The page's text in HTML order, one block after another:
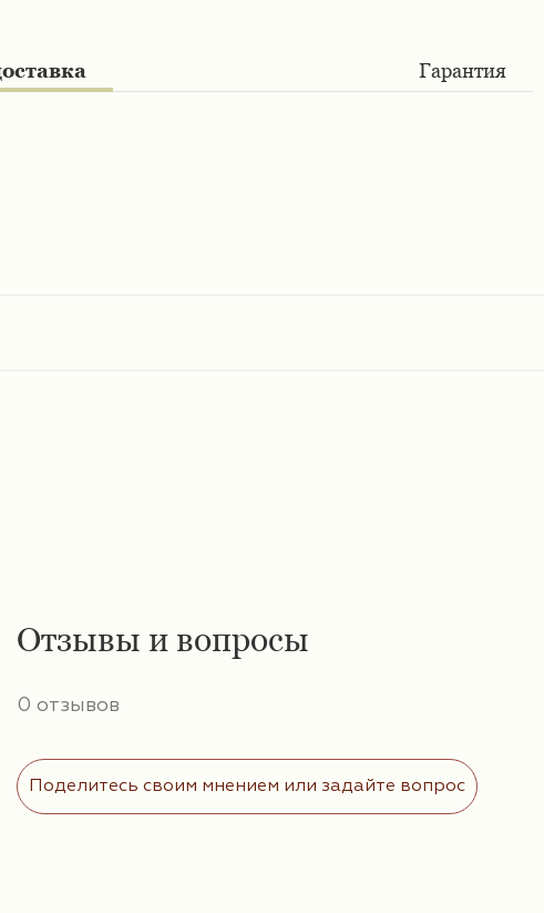
Гарантия
Отзывы и вопросы
0 отзывов
Поделитесь своим мнением или задайте вопрос